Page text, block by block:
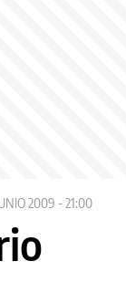
2009 - 21:00